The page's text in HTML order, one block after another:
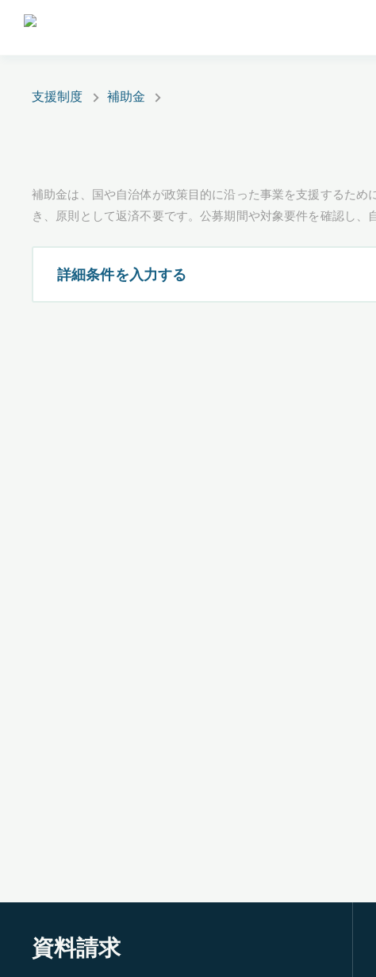
支援制度 補助金
補助金は、国や自治体が政策目的に沿った事業を支援するた
き、原則として返済不要です。公募期間や対象要件を確認し、
詳細条件を入力する
資料請求